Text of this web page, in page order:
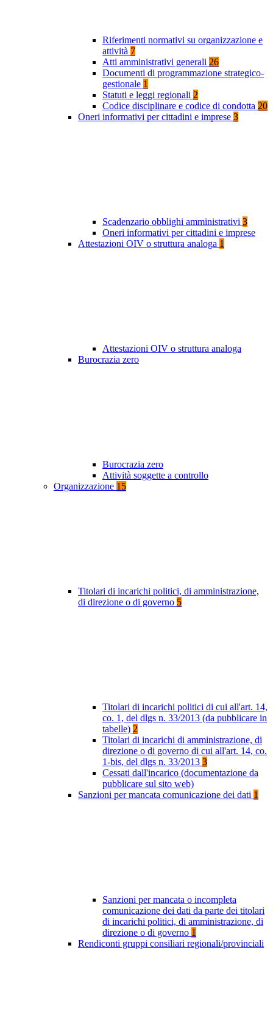
Riferimenti normativi su organizzazione e
attività 7
Atti amministrativi generali 26
Documenti di programmazione strategico-
gestionale 1
Statuti e leggi regionali 2
Codice disciplinare e codice di condotta 20
Oneri informativi per cittadini e imprese 3
Scadenzario obblighi amministrativi 3
Oneri informativi per cittadini e imprese
Attestazioni OIV o struttura analoga 1
Attestazioni OIV o struttura analoga
Burocrazia zero
Burocrazia zero
Attività soggette a controllo
Organizzazione 15
Titolari di incarichi politici, di amministrazione,
di direzione o di governo 5
Titolari di incarichi politici di cui all'art. 14,
co. 1, del dlgs n. 33/2013 (da pubblicare in
tabelle) 2
Titolari di incarichi di amministrazione, di
direzione o di governo di cui all'art. 14, co.
1-bis, del dlgs n. 33/2013 3
Cessati dall'incarico (documentazione da
pubblicare sul sito web)
Sanzioni per mancata comunicazione dei dati 1
Sanzioni per mancata o incompleta
comunicazione dei dati da parte dei titolari
di incarichi politici, di amministrazione, di
direzione o di governo 1
Rendiconti gruppi consiliari regionali/provinciali